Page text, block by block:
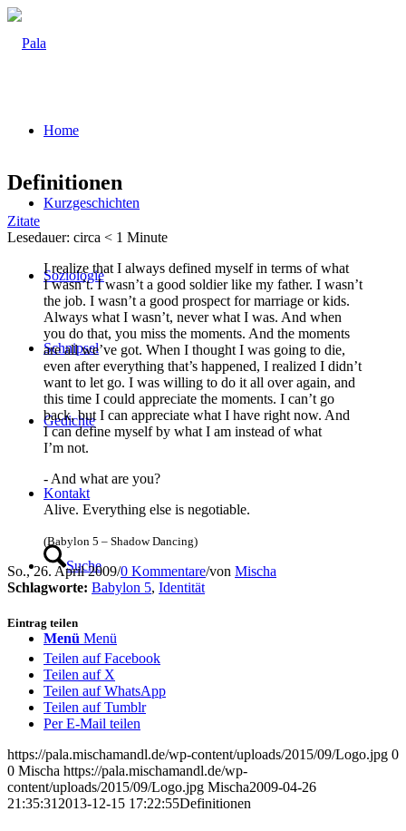
Home
Kurz­ge­schich­ten
Sozio­lo­gie
Schnip­sel
Gedich­te
Kon­takt
Suche
Menü Menü
Defi­ni­tio­nen
Zitate
Lese­dau­er: cir­ca < 1 Minu­te
I rea­li­ze that I always defi­ned mys­elf in terms of what
I was­n’t. I was­n’t a good sol­dier like my father. I was­n’t
the job. I was­n’t a good pro­s­pect for mar­ria­ge or kids.
Always what I was­n’t, never what I was. And when
you do that, you miss the moments. And the moments
are all we’­ve got. When I thought I was going to die,
even after ever­y­thing that’s hap­pen­ed, I rea­li­zed I did­n’t
want to let go. I was wil­ling to do it all over again, and
this time I could app­re­cia­te the moments. I can’t go
back, but I can app­re­cia­te what I have right now. And
I can defi­ne mys­elf by what I am ins­tead of what
I’m not.
- And what are you?
Ali­ve. Ever­y­thing else is negotiable.
(Baby­lon 5 – Shadow Dancing)
So., 26. April 2009/0 Kommentare/von Mischa
Schlagworte: Babylon 5, Identität
Eintrag teilen
Teilen auf Facebook
Teilen auf X
Teilen auf WhatsApp
Teilen auf Tumblr
Per E-Mail teilen
https://pala.mischamandl.de/wp-content/uploads/2015/09/Logo.jpg 0
0 Mischa https://pala.mischamandl.de/wp-
content/uploads/2015/09/Logo.jpg Mischa2009-04-26
21:35:31 2013-12-15 17:22:55Defi­ni­tio­nen